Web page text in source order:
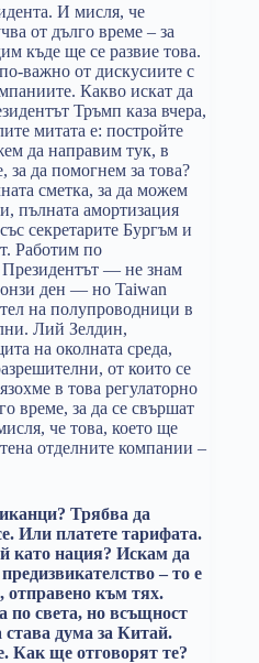
И мисля, че
от дълго време – за
къде ще се развие това.
важно от дискусиите с
Какво искат да
Тръмп каза вчера,
митата е: постройте
да направим тук, в
да помогнем за това?
сметка, за да можем
пълната амортизация
секретарите Бургъм и
Работим по
Президентът — не знам
онзи ден — но Taiwan
на полупроводници в
Лий Зелдин,
на околната среда,
от които се
в това регулаторно
време, за да се свършат
че това, което ще
отделните компании –
Трябва да
Или платете тарифата.
като нация? Искам да
– то е
отправено към тях.
по света, но всъщност
става дума за Китай.
Как ще отговорят те?